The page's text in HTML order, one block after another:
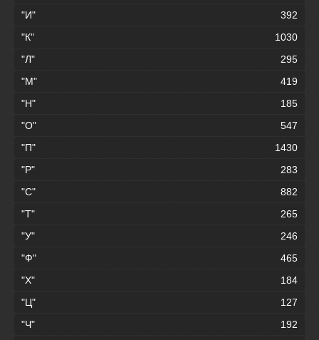
"И"
392
"К"
1030
"Л"
295
"М"
419
"Н"
185
"О"
547
"П"
1430
"Р"
283
"С"
882
"Т"
265
"У"
246
"Ф"
465
"Х"
184
"Ц"
127
"Ч"
192